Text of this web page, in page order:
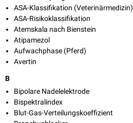
ASA-Klassifikation (Veterinärmedizin)
ASA-Risikoklassifikation
Atemskala nach Bienstein
Atipamezol
Aufwachphase (Pferd)
Avertin
B
Bipolare Nadelelektrode
Bispektralindex
Blut-Gas-Verteilungskoeffizient